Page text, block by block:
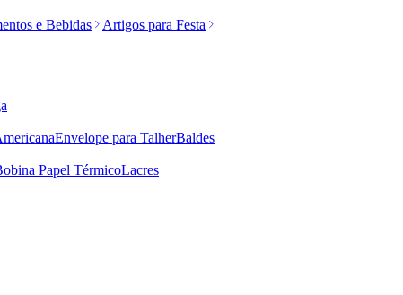
e Bebidas
Artigos para Festa
Envelope para TalherBaldes
Papel TérmicoLacres